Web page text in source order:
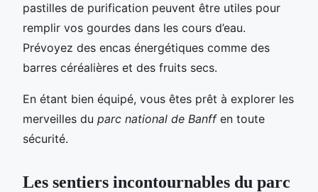
pastilles de purification peuvent être utiles pour
remplir vos gourdes dans les cours d’eau.
Prévoyez des encas énergétiques comme des
barres céréalières et des fruits secs.
En étant bien équipé, vous êtes prêt à explorer les
merveilles du parc national de Banffen toute
sécurité.
Les sentiers incontournables du parc